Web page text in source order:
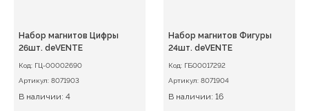
Набор магнитов Цифры
26шт. deVENTE
Код: ГЦ-00002690
Артикул: 8071903
В наличии: 4
Набор магнитов Фигуры
24шт. deVENTE
Код: ГБ00017292
Артикул: 8071904
В наличии: 16